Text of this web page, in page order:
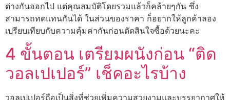
ต่างกันออกไป แต่คุณสมบัติโดยรวมแล้วก็คล้ายๆกัน ซึ่ง
สามารถทดแทนกันได้ ในส่วนของราคา ก็อยากให้ลูกค้าลอง
เปรียบเทียบกับความคุ้มค่ากันก่อนตัดสินใจซื้อด้วยนะคะ
4 ขั้นตอน เตรียมผนังก่อน “ติด
วอลเปเปอร์” เช็คอะไรบ้าง
วอลเปเปอร์ถือเป็นสิ่งที่ช่วยเพิ่มความสวยงามและบรรยากาศให้